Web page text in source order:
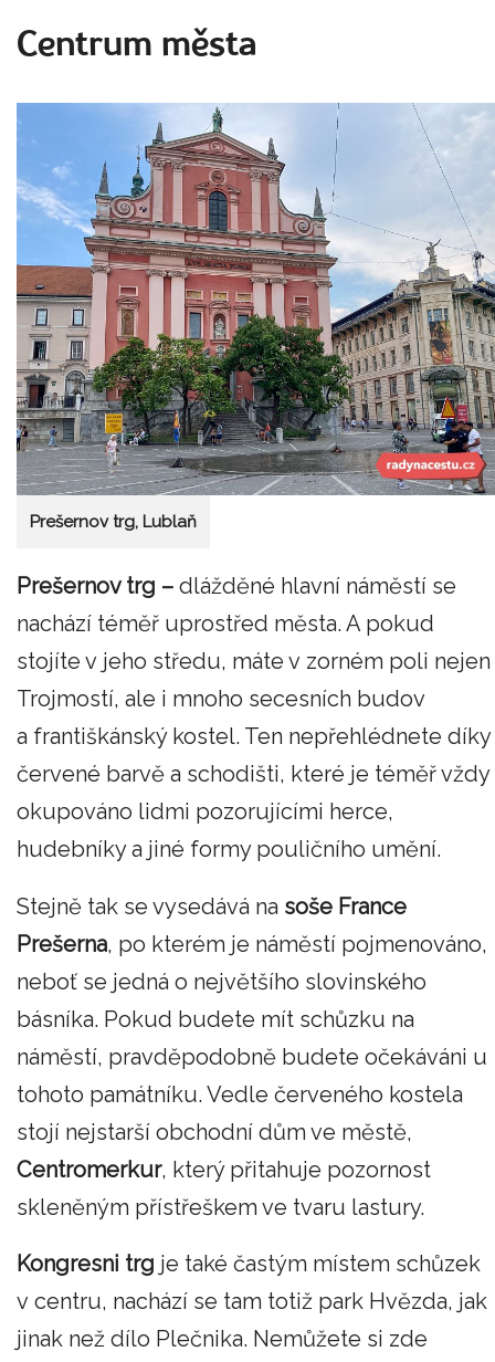
Centrum města
Prešernov trg, Lublaň
Prešernov trg – dlážděné hlavní náměstí se
nachází téměř uprostřed města. A pokud
stojíte v jeho středu, máte v zorném poli nejen
Trojmostí, ale i mnoho secesních budov
a františkánský kostel. Ten nepřehlédnete díky
červené barvě a schodišti, které je téměř vždy
okupováno lidmi pozorujícími herce,
hudebníky a jiné formy pouličního umění.
Stejně tak se vysedává na soše France
Prešerna, po kterém je náměstí pojmenováno,
neboť se jedná o největšího slovinského
básníka. Pokud budete mít schůzku na
náměstí, pravděpodobně budete očekáváni u
tohoto památníku. Vedle červeného kostela
stojí nejstarší obchodní dům ve městě,
Centromerkur, který přitahuje pozornost
skleněným přístřeškem ve tvaru lastury.
Kongresni trg je také častým místem schůzek
v centru, nachází se tam totiž park Hvězda, jak
jinak než dílo Plečnika. Nemůžete si zde